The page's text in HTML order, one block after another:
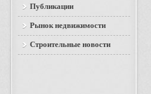
Публикации
Рынок недвижимости
Строительные новости